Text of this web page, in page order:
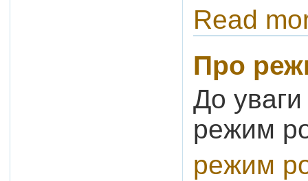
Read
Про
До уваги
режим
режим